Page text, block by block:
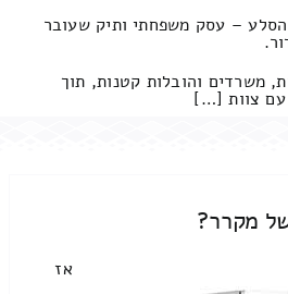
הסלע – עסק משפחתי ותיק שעובר
משרדים והובלות קטנות, תוך
עם צוות […]
מקרר?
אז